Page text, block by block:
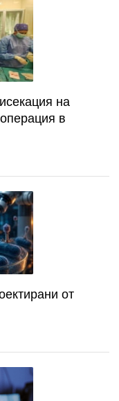
на
в
от